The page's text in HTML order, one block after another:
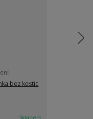
bez kostic